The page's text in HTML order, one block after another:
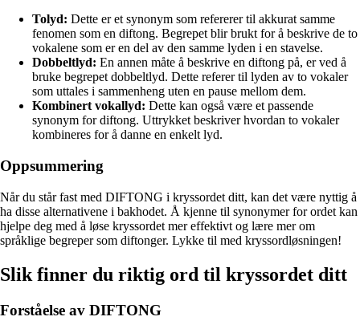
Tolyd: Dette er et synonym som refererer til akkurat samme
fenomen som en diftong. Begrepet blir brukt for å beskrive de to
vokalene som er en del av den samme lyden i en stavelse.
Dobbeltlyd: En annen måte å beskrive en diftong på, er ved å
bruke begrepet dobbeltlyd. Dette referer til lyden av to vokaler
som uttales i sammenheng uten en pause mellom dem.
Kombinert vokallyd: Dette kan også være et passende
synonym for diftong. Uttrykket beskriver hvordan to vokaler
kombineres for å danne en enkelt lyd.
Oppsummering
Når du står fast med DIFTONG i kryssordet ditt, kan det være nyttig å
ha disse alternativene i bakhodet. Å kjenne til synonymer for ordet kan
hjelpe deg med å løse kryssordet mer effektivt og lære mer om
språklige begreper som diftonger. Lykke til med kryssordløsningen!
Slik finner du riktig ord til kryssordet ditt
Forståelse av DIFTONG